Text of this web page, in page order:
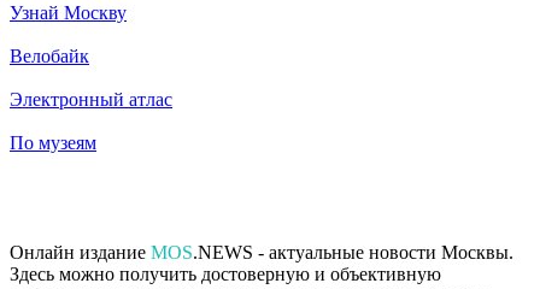
Узнай Москву
Велобайк
Электронный атлас
По музеям
Онлайн издание MOS.NEWS - актуальные новости Москвы.
Здесь можно получить достоверную и объективную